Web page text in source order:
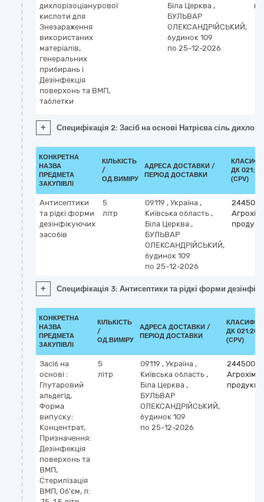
дихлорізоціанурової
кислоти для
Знезараження
використаних
матеріалів,
генеральних
прибирань і
Дезінфекція
поверхонь та ВМП,
таблетки
Біла Церква ,
БУЛЬВАР
ОЛЕКСАНДРІЙСЬКИЙ,
будинок 109
по 25-12-2026
+ Специфікація 2: Засіб на основі Натрієва сіль
КОНКРЕТНА
НАЗВА
ПРЕДМЕТА
ЗАКУПІВЛІ
КІЛЬКІСТЬ
/
ОД.ВИМІРУ
АДРЕСА ДОСТАВКИ /
ПЕРІОД ДОСТАВКИ
ДК
(CPV)
Антисептики
та рідкі форми
дезінфікуючих
засобів
5
літр
09119 , Україна ,
Київська область ,
Біла Церква ,
БУЛЬВАР
ОЛЕКСАНДРІЙСЬКИЙ,
будинок 109
по 25-12-2026
+ Специфікація 3: Антисептики та рідкі форми
КОНКРЕТНА
НАЗВА
ПРЕДМЕТА
ЗАКУПІВЛІ
КІЛЬКІСТЬ
/
ОД.ВИМІРУ
АДРЕСА ДОСТАВКИ /
ПЕРІОД ДОСТАВКИ
ДК
(CPV)
Засіб на
основі :
Глутаровий
альдегід,
Форма
випуску:
Концентрат,
Призначення:
Дезінфекція
поверхонь та
ВМП,
Стерилізація
ВМП, Об'єм, л:
5
літр
09119 , Україна ,
Київська область ,
Біла Церква ,
БУЛЬВАР
ОЛЕКСАНДРІЙСЬКИЙ,
будинок 109
по 25-12-2026
продукція